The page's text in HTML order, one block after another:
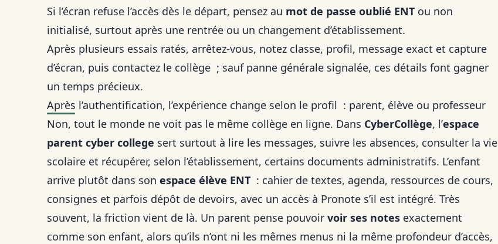
Si l’écran refuse l’accès dès le départ, pensez au mot de passe oublié ENT ou non
initialisé, surtout après une rentrée ou un changement d’établissement.
Après plusieurs essais ratés, arrêtez-vous, notez classe, profil, message exact et capture
d’écran, puis contactez le collège ; sauf panne générale signalée, ces détails font gagner
un temps précieux.
Après l’authentification, l’expérience change selon le profil : parent, élève ou professeur
Non, tout le monde ne voit pas le même collège en ligne. Dans CyberCollège, l’espace
parent cyber college sert surtout à lire les messages, suivre les absences, consulter la vie
scolaire et récupérer, selon l’établissement, certains documents administratifs. L’enfant
arrive plutôt dans son espace élève ENT : cahier de textes, agenda, ressources de cours,
consignes et parfois dépôt de devoirs, avec un accès à Pronote s’il est intégré. Très
souvent, la friction vient de là. Un parent pense pouvoir voir ses notes exactement
comme son enfant, alors qu’ils n’ont ni les mêmes menus ni la même profondeur d’accès,